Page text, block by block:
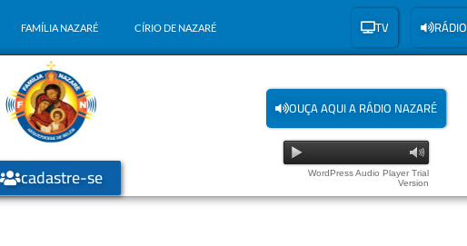
FAMÍLIA NAZARÉ CÍRIO DE NAZARÉ TV RÁDIO
cadastre-se
OUÇA AQUI A RÁDIO NAZARÉ
WordPress Audio Player Trial
Version